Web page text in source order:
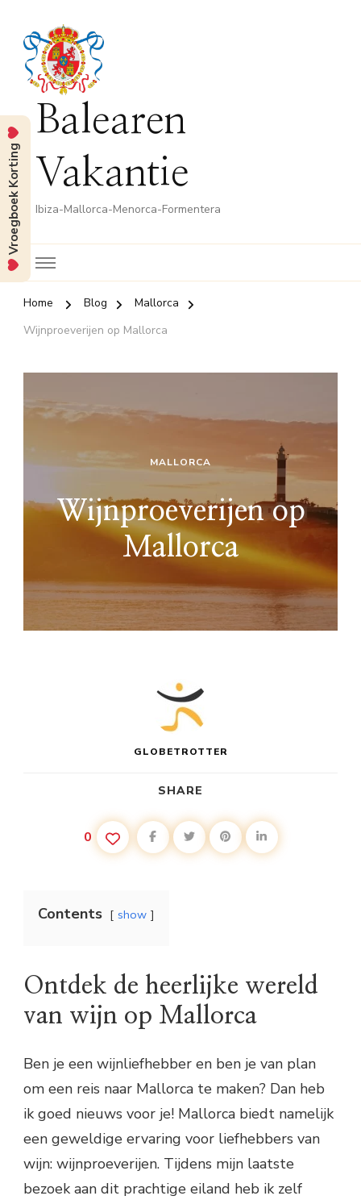
Balearen
Vakantie
Ibiza-Mallorca-Menorca-Formentera
Home Blog
Mallorca
Wijnproeverijen op Mallorca
MALLORCA
Wijnproeverijen op
Mallorca
GLOBETROTTER
SHARE
0
Contents show
Ontdek de heerlijke wereld
van wijn op Mallorca
Ben je een wijnliefhebber en ben je van plan
om een reis naar Mallorca te maken? Dan heb
ik goed nieuws voor je! Mallorca biedt namelijk
een geweldige ervaring voor liefhebbers van
wijn: wijnproeverijen. Tijdens mijn laatste
bezoek aan dit prachtige eiland heb ik zelf
Vroegboek Korting